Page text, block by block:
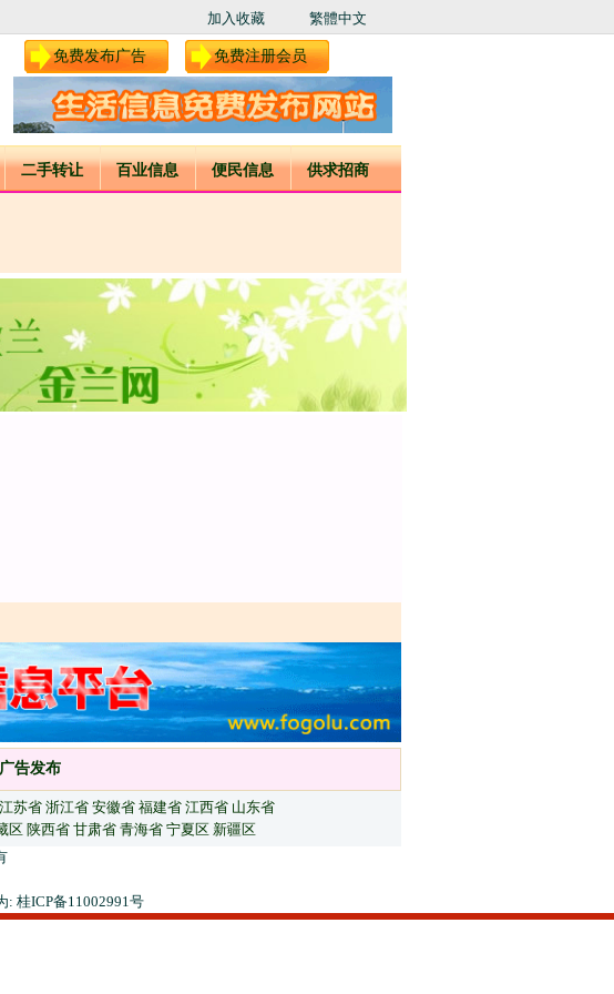
加入收藏 繁體中文
免费发布广告 免费注册会员
二手转让 百业信息 便民信息 供求招商
广告发布
江苏省 浙江省 安徽省 福建省 江西省 山东省
区 陕西省 甘肃省 青海省 宁夏区 新疆区
: 桂ICP备11002991号